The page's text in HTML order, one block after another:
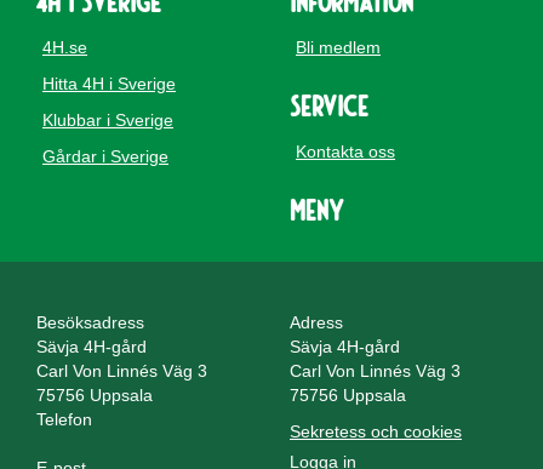
4H.se
Hitta 4H i Sverige
Klubbar i Sverige
Gårdar i Sverige
Bli medlem
Service
Kontakta oss
Meny
Besöksadress
Sävja 4H-gård
Carl Von Linnés Väg 3
75756 Uppsala
Adress
Sävja 4H-gård
Carl Von Linnés Väg 3
75756 Uppsala
Telefon
Sekretess och cookies
Logga in